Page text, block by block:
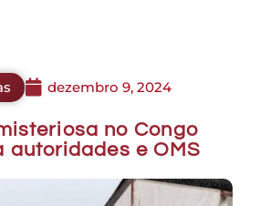
dezembro 9, 2024
no Congo
autoridades e OMS